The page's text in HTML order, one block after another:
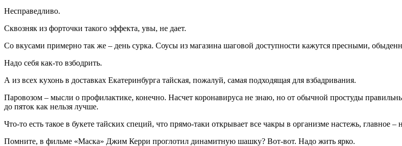
Несправедливо.
Сквозняк из форточки такого эффекта, увы, не дает.
Со вкусами примерно так же – день сурка. Соусы из магазина шаговой доступности кажутся пресными,
Надо себя как-то взбодрить.
А из всех кухонь в доставках Екатеринбурга тайская, пожалуй, самая подходящая для взбадривания.
Паровозом – мысли о профилактике, конечно. Насчет коронавируса не знаю, но от обычной простуды
до пяток как нельзя лучше.
Что-то есть такое в букете тайских специй, что прямо-таки открывает все чакры в организме настежь, главное
Помните, в фильме «Маска» Джим Керри проглотил динамитную шашку? Вот-вот. Надо жить ярко.